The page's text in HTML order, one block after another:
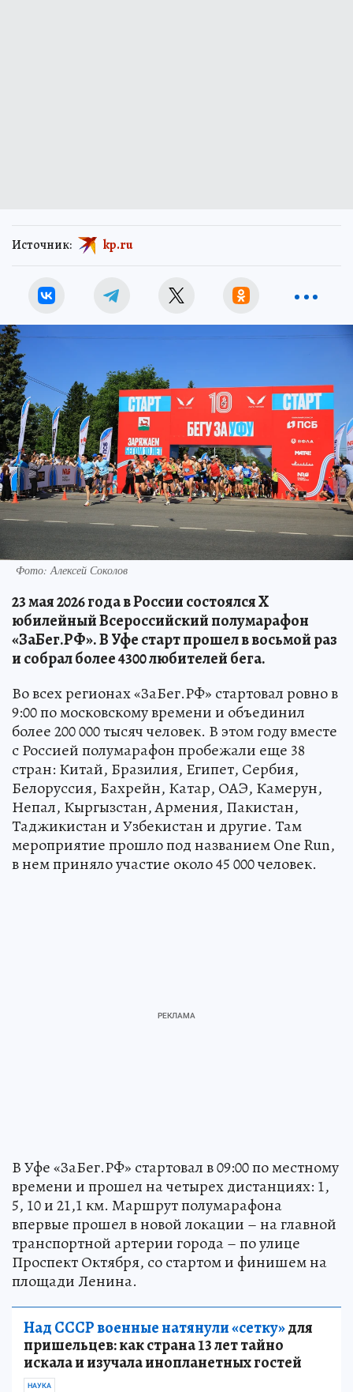
Источник: kp.ru
Фото: Алексей Соколов
23 мая 2026 года в России состоялся Х
юбилейный Всероссийский полумарафон
«ЗаБег.РФ». В Уфе старт прошел в восьмой раз
и собрал более 4300 любителей бега.
Во всех регионах «ЗаБег.РФ» стартовал ровно в
9:00 по московскому времени и объединил
более 200 000 тысяч человек. В этом году вместе
с Россией полумарафон пробежали еще 38
стран: Китай, Бразилия, Египет, Сербия,
Белоруссия, Бахрейн, Катар, ОАЭ, Камерун,
Непал, Кыргызстан, Армения, Пакистан,
Таджикистан и Узбекистан и другие. Там
мероприятие прошло под названием One Run,
в нем приняло участие около 45 000 человек.
В Уфе «ЗаБег.РФ» стартовал в 09:00 по местному
времени и прошел на четырех дистанциях: 1,
5, 10 и 21,1 км. Маршрут полумарафона
впервые прошел в новой локации – на главной
транспортной артерии города – по улице
Проспект Октября, со стартом и финишем на
площади Ленина.
Над СССР военные натянули «сетку»для
пришельцев: как страна 13 лет тайно
искала и изучала инопланетных гостей
НАУКА